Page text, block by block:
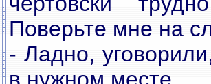
Поверьте мне на
- Ладно,